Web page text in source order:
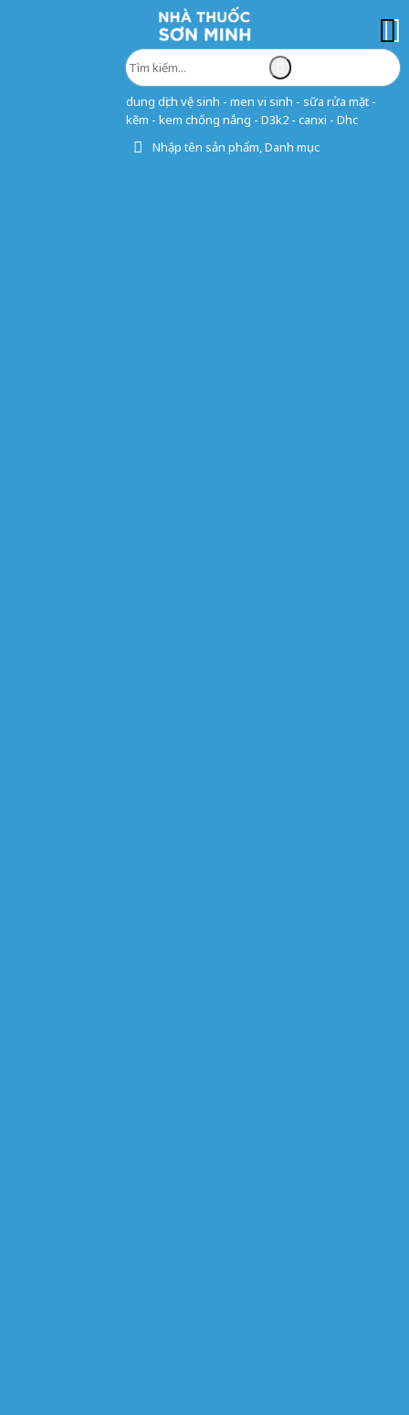
dung dịch vệ sinh - men vi sinh - sữa rửa mặt -
kẽm - kem chống nắng - D3k2 - canxi - Dhc
Nhập tên sản phẩm, Danh mục